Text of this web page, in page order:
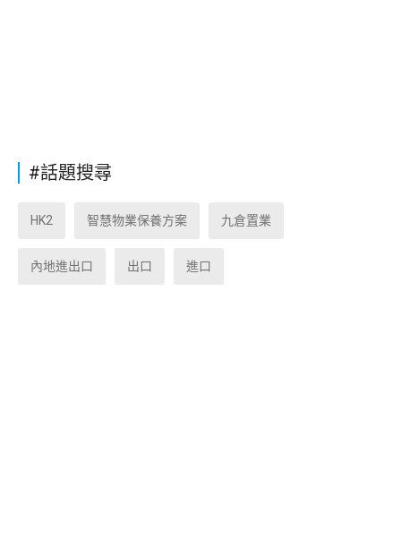
#話題搜尋
HK2 智慧物業保養方案 九倉置業
內地進出口 出口 進口